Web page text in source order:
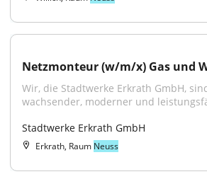
Netzmonteur (w/m/x) Gas und
Wir, die Stadtwerke Erkrath GmbH,
wachsender, moderner und
Stadtwerke Erkrath GmbH
Erkrath, Raum Neuss